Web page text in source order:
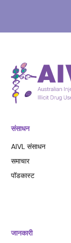
संसाधन
AIVL संसाधन
समाचार
पॉडकास्ट
जानकारी